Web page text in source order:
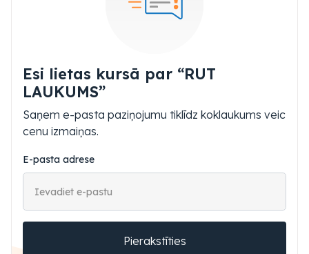
Esi lietas kursā par “RUT
LAUKUMS”
Saņem e-pasta paziņojumu tiklīdz koklaukums veic
cenu izmaiņas.
E-pasta adrese
Pierakstīties